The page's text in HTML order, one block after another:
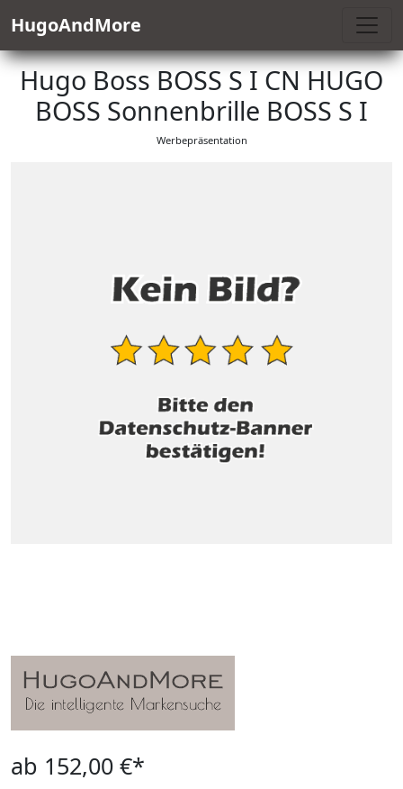
HugoAndMore
Hugo Boss BOSS S I CN HUGO
BOSS Sonnenbrille BOSS S I
Werbepräsentation
ab 152,00 €*